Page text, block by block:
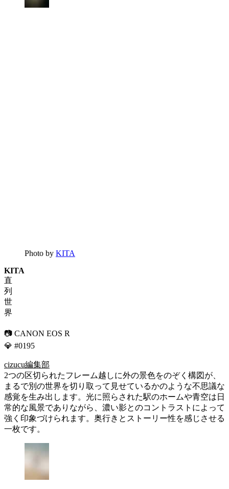
Photo by KITA
KITA
直
列
世
界
📷 CANON EOS R
💎 #0195
cizucu編集部
2つの区切られたフレーム越しに外の景色をのぞく構図が、
まるで別の世界を切り取って見せているかのような不思議な
感覚を生み出します。光に照らされた駅のホームや青空は日
常的な風景でありながら、濃い影とのコントラストによって
強く印象づけられます。奥行きとストーリー性を感じさせる
一枚です。